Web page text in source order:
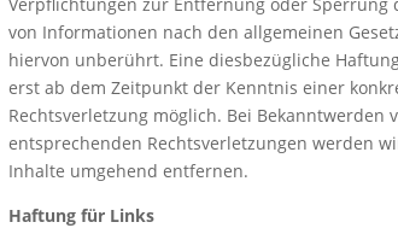
von Informationen nach den allgemeinen
hiervon unberührt. Eine diesbezügliche
erst ab dem Zeitpunkt der Kenntnis einer
Rechtsverletzung möglich. Bei Bekanntwerden
entsprechenden Rechtsverletzungen werden
Inhalte umgehend entfernen.
Haftung für Links